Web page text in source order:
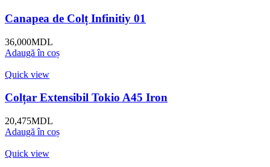
Canapea de Colț Infinitiy 01
36,000MDL
Adaugă în coș
Quick view
Colțar Extensibil Tokio A45 Iron
20,475MDL
Adaugă în coș
Quick view